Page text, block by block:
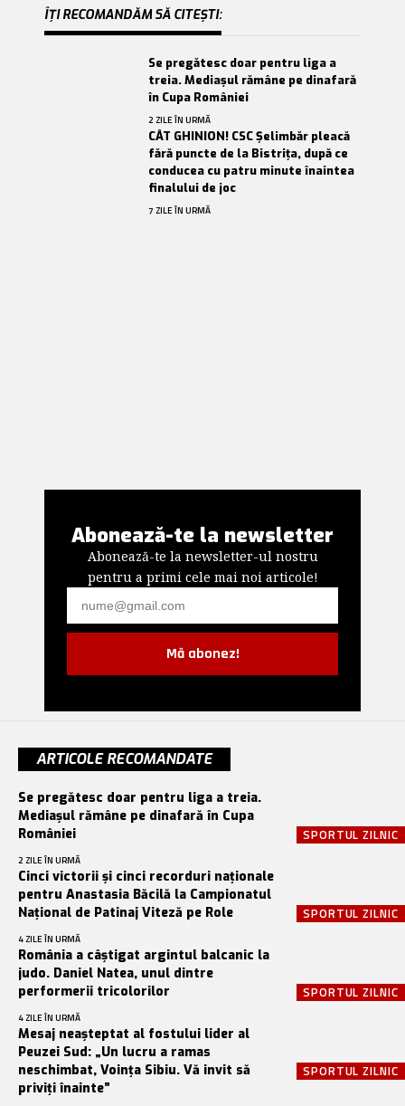
ÎȚI RECOMANDĂM SĂ CITEȘTI:
Se pregătesc doar pentru liga a
treia. Mediașul rămâne pe dinafară
în Cupa României
2 ZILE ÎN URMĂ
CÂT GHINION! CSC Șelimbăr pleacă
fără puncte de la Bistrița, după ce
conducea cu patru minute înaintea
finalului de joc
7 ZILE ÎN URMĂ
Abonează-te la newsletter
Abonează-te la newsletter-ul nostru
pentru a primi cele mai noi articole!
Mă abonez!
ARTICOLE RECOMANDATE
SPORTUL ZILNIC
Se pregătesc doar pentru liga a treia.
Mediașul rămâne pe dinafară în Cupa
României
2 ZILE ÎN URMĂ
SPORTUL ZILNIC
Cinci victorii și cinci recorduri naționale
pentru Anastasia Băcilă la Campionatul
Național de Patinaj Viteză pe Role
4 ZILE ÎN URMĂ
SPORTUL ZILNIC
România a câștigat argintul balcanic la
judo. Daniel Natea, unul dintre
performerii tricolorilor
4 ZILE ÎN URMĂ
SPORTUL ZILNIC
Mesaj neașteptat al fostului lider al
Peuzei Sud: „Un lucru a ramas
neschimbat, Voința Sibiu. Vă invit să
priviți înainte”